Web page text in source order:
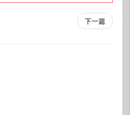
下一篇